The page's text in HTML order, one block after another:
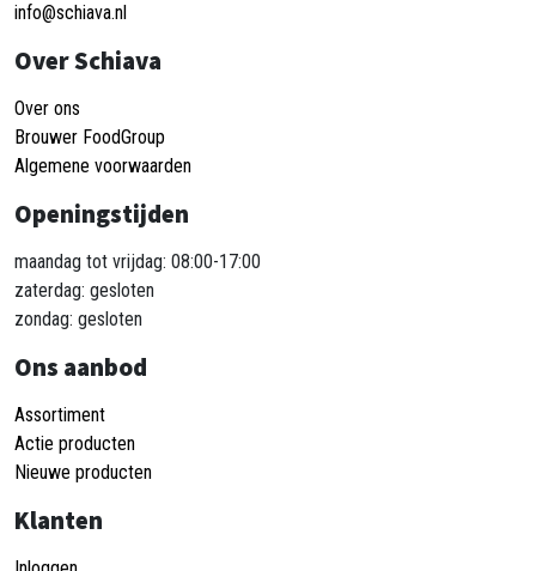
info@schiava.nl
Over Schiava
Over ons
Brouwer FoodGroup
Algemene voorwaarden
Openingstijden
maandag tot vrijdag: 08:00-17:00
zaterdag: gesloten
zondag: gesloten
Ons aanbod
Assortiment
Actie producten
Nieuwe producten
Klanten